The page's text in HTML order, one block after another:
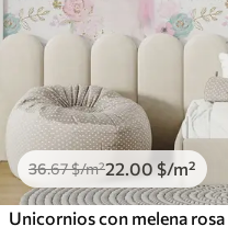
36.67$/m²22.00 $/m²
Unicornios con melena rosa